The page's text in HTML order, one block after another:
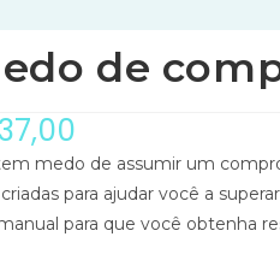
de
37,00
medo de assumir um
para ajudar você a
para que você obtenha